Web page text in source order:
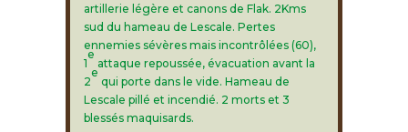
artillerie légère et canons de Flak. 2Kms
sud du hameau de Lescale. Pertes
ennemies sévères mais incontrôlées (60),
1
e
attaque repoussée, évacuation avant la
2
e
qui porte dans le vide. Hameau de
Lescale pillé et incendié. 2 morts et 3
blessés maquisards.